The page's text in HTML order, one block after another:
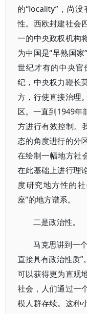
的“locality”，尚
性。西欧封建社会
一的中央政权机构
为中国是“早熟国
世纪才有的中央
纪，中央权力鞭长
方，行使直接治理
区。一直到1949年
方进行有效控制。
态的角度进行的分
在绘制一幅地方社
在此基础上进行理
度研究地方性的
座”的地方谱系。
二是政治性。
马克思讲到一
直接具有政治性质
可以获得更为直观
社会，人们通过一
模人群存续。这种